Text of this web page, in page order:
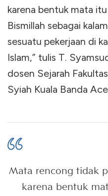
karena bentuk mata
Bismillah sebagai
sesuatu pekerjaan di
Islam,” tulis T.
dosen Sejarah
Syiah Kuala Banda
Mata rencong tidak
karena bentuk